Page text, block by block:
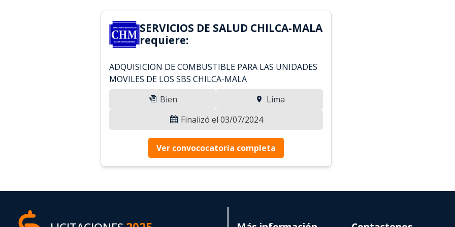
SERVICIOS DE SALUD CHILCA-MALA
requiere:
ADQUISICION DE COMBUSTIBLE PARA LAS UNIDADES
MOVILES DE LOS SBS CHILCA-MALA
Bien
Lima
Finalizó el 03/07/2024
Ver convococatoria completa